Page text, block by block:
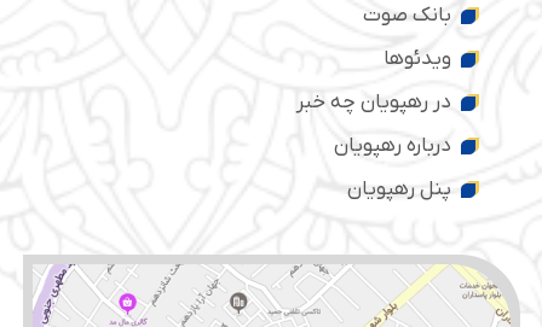
بانک صوت
ویدئوها
در رهپویان چه خبر
درباره رهپویان
پنل رهپویان